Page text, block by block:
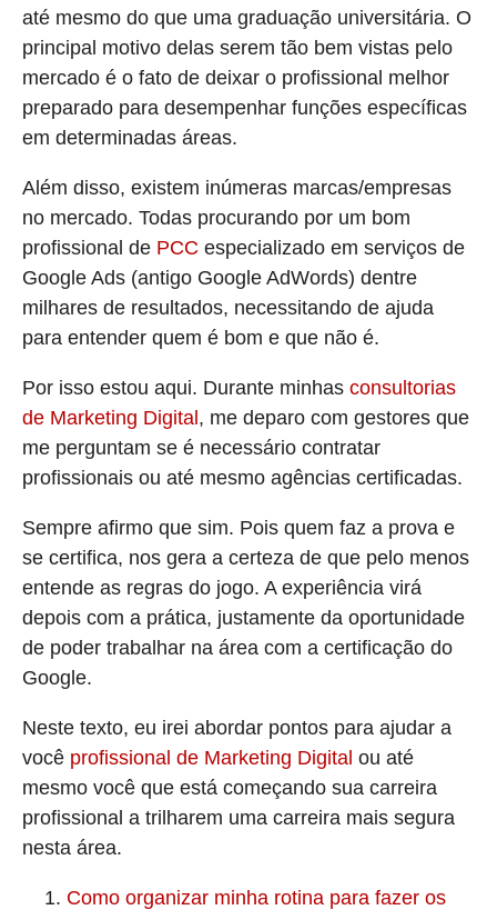
até mesmo do que uma graduação universitária. O
principal motivo delas serem tão bem vistas pelo
mercado é o fato de deixar o profissional melhor
preparado para desempenhar funções específicas
em determinadas áreas.
Além disso, existem inúmeras marcas/empresas
no mercado. Todas procurando por um bom
profissional de PCC especializado em serviços de
Google Ads (antigo Google AdWords) dentre
milhares de resultados, necessitando de ajuda
para entender quem é bom e que não é.
Por isso estou aqui. Durante minhas consultorias
de Marketing Digital , me deparo com gestores que
me perguntam se é necessário contratar
profissionais ou até mesmo agências certificadas.
Sempre afirmo que sim. Pois quem faz a prova e
se certifica, nos gera a certeza de que pelo menos
entende as regras do jogo. A experiência virá
depois com a prática, justamente da oportunidade
de poder trabalhar na área com a certificação do
Google.
Neste texto, eu irei abordar pontos para ajudar a
você profissional de Marketing Digital ou até
mesmo você que está começando sua carreira
profissional a trilharem uma carreira mais segura
nesta área.
Como organizar minha rotina para fazer os